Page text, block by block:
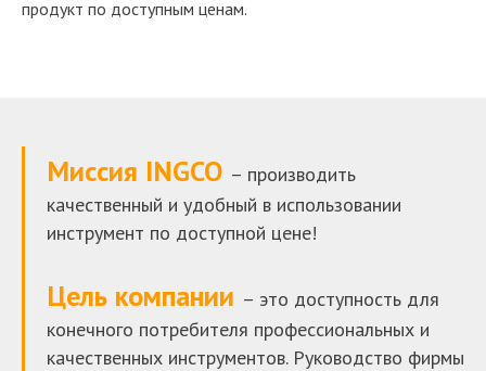
продукт по доступным ценам.
Миссия INGCO – производить
качественный и удобный в использовании
инструмент по доступной цене!
Цель компании – это доступность для
конечного потребителя профессиональных и
качественных инструментов. Руководство фирмы